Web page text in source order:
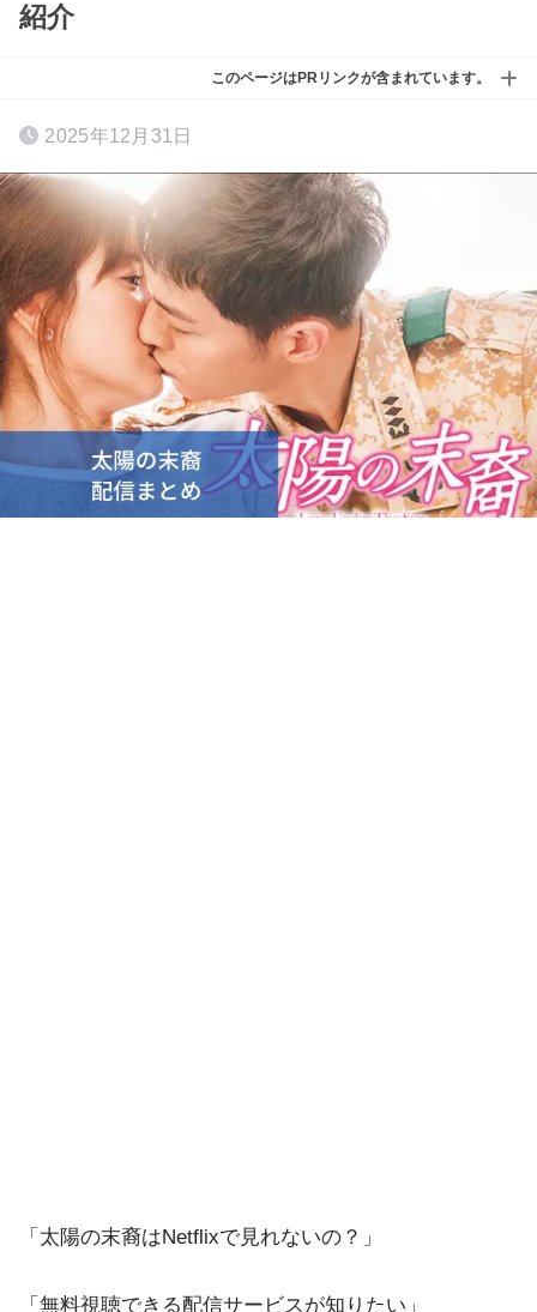
紹介
このページはPRリンクが含まれています。
2025年12月31日
「太陽の末裔はNetflixで見れないの？」
「無料視聴できる配信サービスが知りたい」